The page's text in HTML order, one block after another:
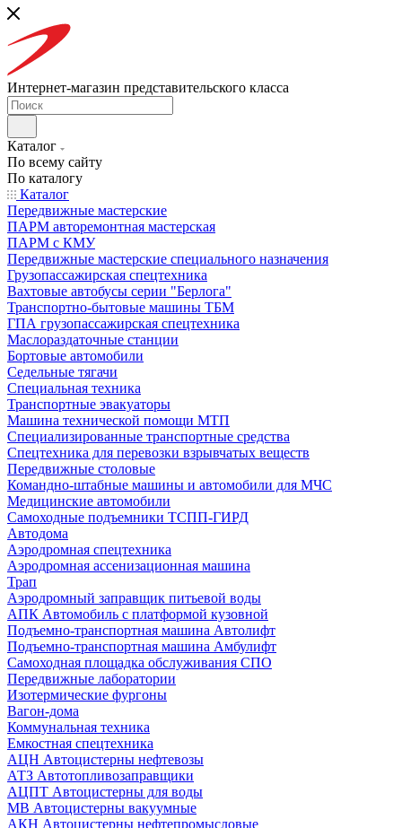
Интернет-магазин представительского класса
Каталог
По всему сайту
По каталогу
Каталог
Передвижные мастерские
ПАРМ авторемонтная мастерская
ПАРМ с КМУ
Передвижные мастерские специального назначения
Грузопассажирская спецтехника
Вахтовые автобусы серии "Берлога"
Транспортно-бытовые машины ТБМ
ГПА грузопассажирская спецтехника
Маслораздаточные станции
Бортовые автомобили
Седельные тягачи
Специальная техника
Транспортные эвакуаторы
Машина технической помощи МТП
Специализированные транспортные средства
Спецтехника для перевозки взрывчатых веществ
Передвижные столовые
Командно-штабные машины и автомобили для МЧС
Медицинские автомобили
Самоходные подъемники ТСПП-ГИРД
Автодома
Аэродромная спецтехника
Аэродромная ассенизационная машина
Трап
Аэродромный заправщик питьевой воды
АПК Автомобиль с платформой кузовной
Подъемно-транспортная машина Автолифт
Подъемно-транспортная машина Амбулифт
Самоходная площадка обслуживания СПО
Передвижные лаборатории
Изотермические фургоны
Вагон-дома
Коммунальная техника
Емкостная спецтехника
АЦН Автоцистерны нефтевозы
АТЗ Автотопливозаправщики
АЦПТ Автоцистерны для воды
МВ Автоцистерны вакуумные
АКН Автоцистерны нефтепромысловые